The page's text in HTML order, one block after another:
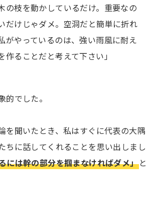
の枝を動かしているだけ。重要なの
だけじゃダメ。空洞だと簡単に折れ
がやっているのは、強い雨風に耐え
作ることだと考えて下さい」
的でした。
を聞いたとき、私はすぐに代表の大隅
ちに話してくれることを思い出しまし
には幹の部分を掴まなければダメ」と